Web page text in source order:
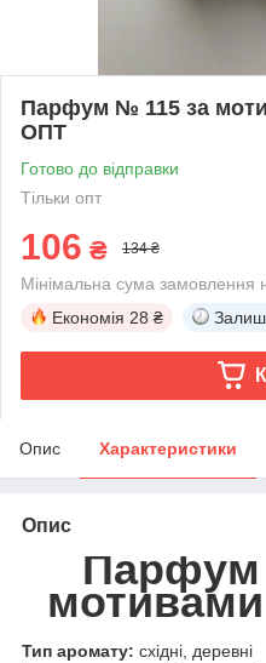
Парфум № 115 за
ОПТ
Готово до відправки
Тільки опт
106 ₴ 134 ₴
Мінімальна сума замовлення
Економія 28 ₴
Опис Характеристики
Опис
Парфум
Тип аромату: східні, деревні